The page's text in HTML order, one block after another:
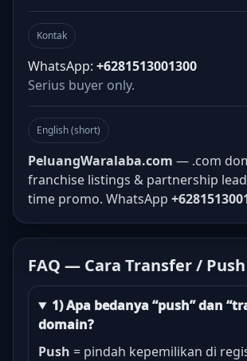
Kontak
WhatsApp: +6281513001300
Serius buyer only.
English (short)
PeluangWaralaba.com — .com
franchise listings & partnership
time promo. WhatsApp
FAQ — Cara Transfer /
1) Apa bedanya “push” dan
domain?
Push = pindah kepemilikan di